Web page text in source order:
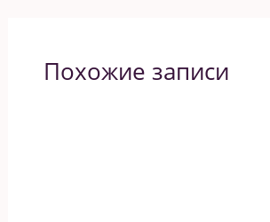
Похожие записи